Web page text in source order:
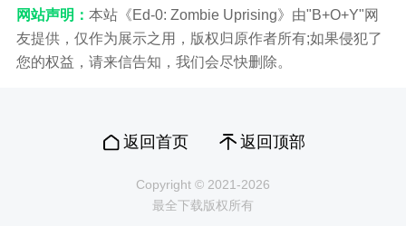
网站声明： 本站《Ed-0: Zombie Uprising》由"B+O+Y"网
友提供，仅作为展示之用，版权归原作者所有;如果侵犯了
您的权益，请来信告知，我们会尽快删除。
返回首页 返回顶部
Copyright © 2021-2026
最全下载版权所有